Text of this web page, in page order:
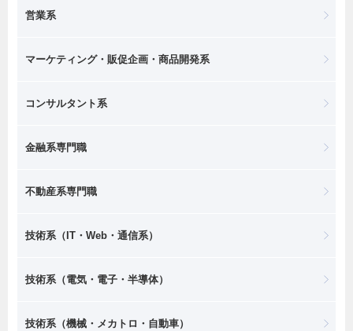
営業系
マーケティング・販促企画・商品開発系
コンサルタント系
金融系専門職
不動産系専門職
技術系（IT・Web・通信系）
技術系（電気・電子・半導体）
技術系（機械・メカトロ・自動車）